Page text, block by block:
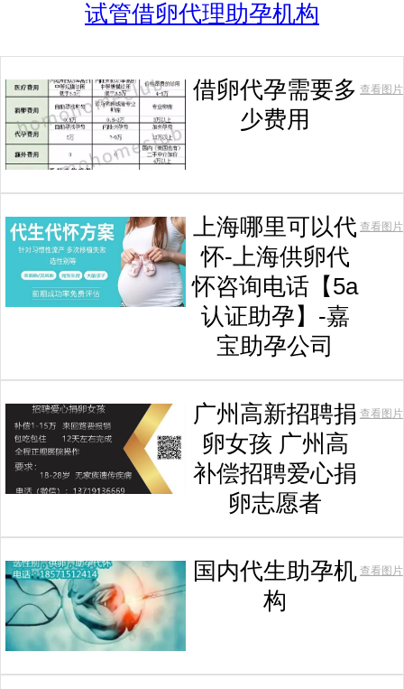
试管借卵代理助孕机构
借卵代孕需要多
少费用
查看图片
上海哪里可以代
怀-上海供卵代
怀咨询电话【5a
认证助孕】-嘉
宝助孕公司
查看图片
广州高新招聘捐
卵女孩 广州高
补偿招聘爱心捐
卵志愿者
查看图片
国内代生助孕机
构
查看图片